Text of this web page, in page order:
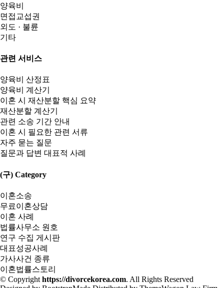
양육비
면접교섭권
외도 · 불륜
기타
관련 서비스
양육비 산정표
양육비 계산기
이혼 시 재산분할 핵심 요약
재산분할 계산기
관련 소송 기간 안내
이혼 시 필요한 관련 서류
자주 묻는 질문
질문과 답변 대표적 사례
(구) Category
이혼소송
무료이혼상담
이혼 사례
법률사무소 원호
연구 수집 게시판
대표성공사례
가사사건 종류
이혼법률스토리
© Copyright https://divorcekorea.com. All Rights Reserved